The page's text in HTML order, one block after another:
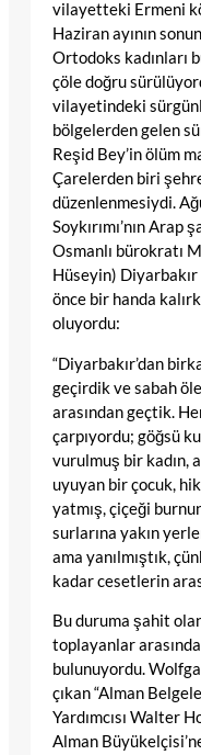
vilayetteki Ermeni
Haziran ayının
Ortodoks kadınları
çöle doğru
vilayetindeki
bölgelerden gelen
Reşid Bey’in ölüm
Çarelerden biri
düzenlenmesiydi.
Soykırımı’nın
Osmanlı bürokratı
Hüseyin)
önce bir handa
oluyordu:
“Diyarbakır’dan
geçirdik ve sabah
arasından geçtik.
çarpıyordu; göğsü
vurulmuş bir kadın,
uyuyan bir çocuk,
yatmış, çiçeği
surlarına yakın
ama yanılmıştık,
kadar cesetlerin
Bu duruma şahit
toplayanlar
bulunuyordu.
çıkan “Alman
Yardımcısı Walter
Alman